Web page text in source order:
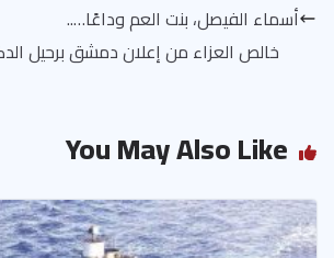
أسماء الفيصل، بنت العم وداعًا…..
خالص العزاء من إعلان دمشق برحيل
You May Also Like